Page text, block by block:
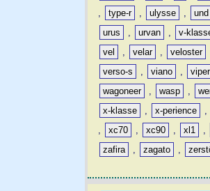
,
type-r , ulysse , und
urus
, urvan , v-
vel
, velar , veloster
verso-s
, viano , viper
wagoneer
, wasp ,
x-klasse
, x-perience ,
,
xc70 , xc90 , xl1 ,
zafira
, zagato ,